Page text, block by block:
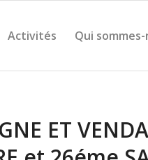
Activités Qui sommes-
ET